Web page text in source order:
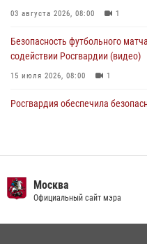
03 августа 2026, 08:00 1
Безопасность футбольного
содействии Росгвардии (видео)
15 июля 2026, 08:00 1
Росгвардия обеспечила
чемпионат по самбо (виео)
15 июля 2026, 14:00 8
Москва
Официальный сайт мэра